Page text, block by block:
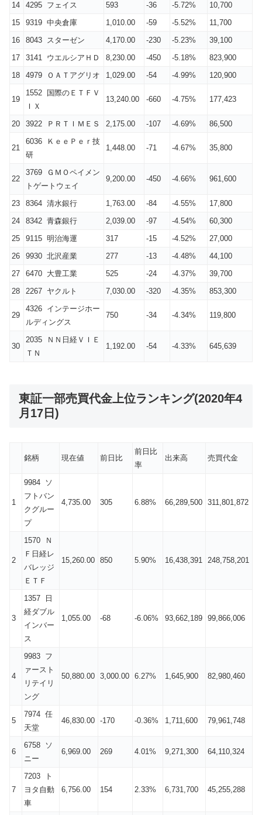
14 4295 フェイス 593 -36 -5.72%
10,700
15
9319 中央倉庫 1,010.00 -59 -5.52%
11,700
16
8043 スターゼン 4,170.00 -230 -5.23%
39,100
17
3141 ウエルシアＨＤ 8,230.00 -450 -5.18%
823,900
18
4979 ＯＡＴアグリオ 1,029.00 -54 -4.99% 120,900
19
1552 国際のＥＴＦＶ
ＩＸ
13,240.00 -660 -4.75% 177,423
20 3922 ＰＲＴＩＭＥＳ 2,175.00 -107 -4.69% 86,500
21
6036 ＫｅｅＰｅｒ技
研
1,448.00 -71 -4.67% 35,800
22
3769 ＧＭＯペイメン
トゲートウェイ
9,200.00 -450 -4.66% 961,600
23 8364 清水銀行 1,763.00 -84 -4.55%
17,800
24
8342 青森銀行 2,039.00 -97 -4.54%
60,300
25
9115 明治海運 317 -15 -4.52%
27,000
26
9930 北沢産業 277 -13 -4.48%
44,100
27
6470 大豊工業 525 -24 -4.37%
39,700
28
2267 ヤクルト 7,030.00 -320 -4.35% 853,300
29
4326 インテージホー
ルディングス
750 -34 -4.34% 119,800
30
2035 ＮＮ日経ＶＩＥ
ＴＮ
1,192.00 -54 -4.33% 645,639
東証一部売買代金上位ランキング(2020年4
月17日)
銘柄 現在値 前日比
前日比
率
出来高 売買代金
1
9984 ソ
フトバン
クグルー
プ
4,735.00 305 6.88% 66,289,500 311,801,872
2
1570 Ｎ
Ｆ日経レ
バレッジ
ＥＴＦ
15,260.00 850 5.90% 16,438,391 248,758,201
3
1357 日
経ダブル
インバー
ス
1,055.00 -68 -6.06% 93,662,189 99,866,006
4
9983 フ
ァースト
リテイリ
ング
50,880.00 3,000.00 6.27% 1,645,900 82,980,460
5
7974 任
天堂
46,830.00 -170 -0.36% 1,711,600 79,961,748
6
6758 ソ
ニー
6,969.00 269 4.01% 9,271,300 64,110,324
7
7203 ト
ヨタ自動
車
6,756.00 154 2.33% 6,731,700 45,255,288